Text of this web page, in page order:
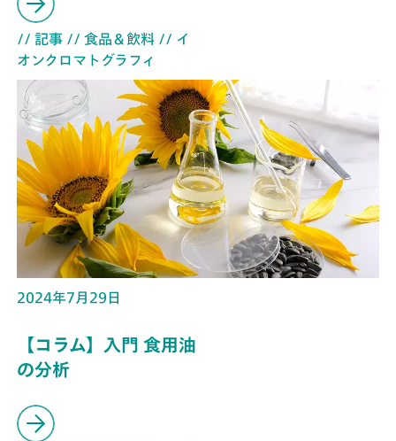
// 記事 // 食品＆飲料 // イ
オンクロマトグラフィ
2024年7月29日
【コラム】入門 食用油
の分析